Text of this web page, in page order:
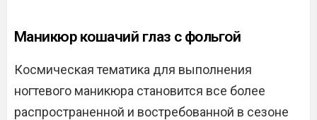
Маникюр кошачий глаз с фольгой
Космическая тематика для выполнения
ногтевого маникюра становится все более
распространенной и востребованной в сезоне